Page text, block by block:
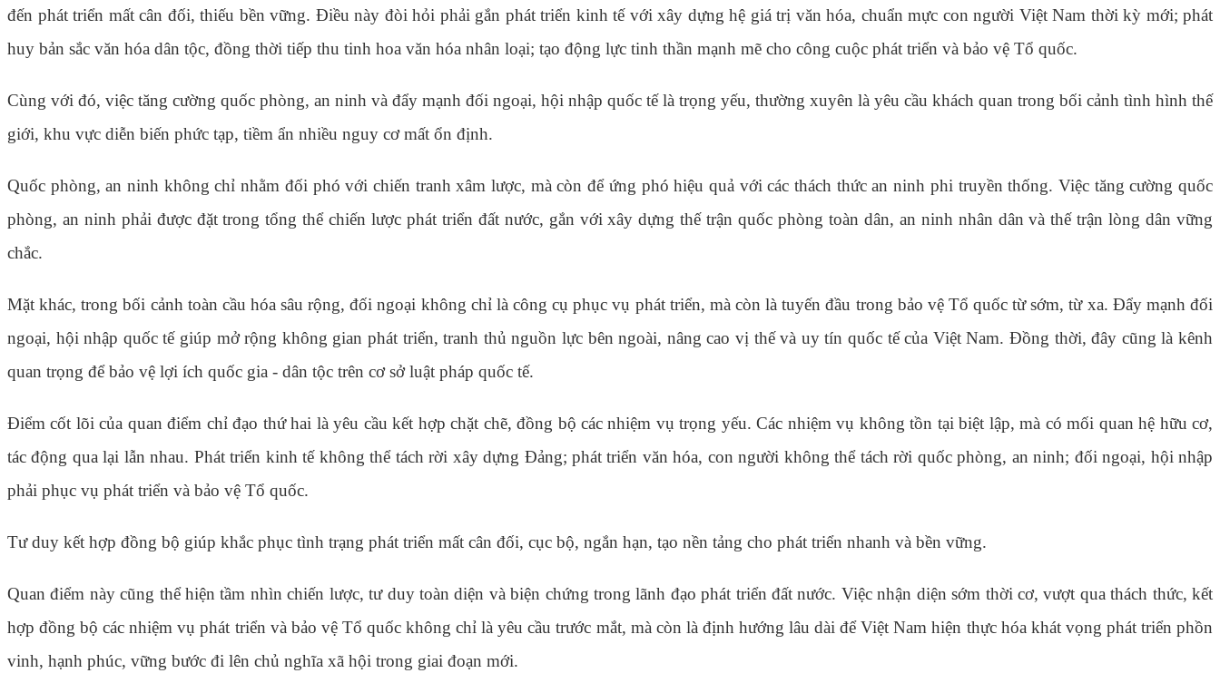
đến phát triển mất cân đối, thiếu bền vững. Điều này đòi hỏi phải gắn phát triển kinh tế với xây dựng hệ giá trị văn hóa, chuẩn mực con người Việt Nam thời kỳ mới; phát
huy bản sắc văn hóa dân tộc, đồng thời tiếp thu tinh hoa văn hóa nhân loại; tạo động lực tinh thần mạnh mẽ cho công cuộc phát triển và bảo vệ Tổ quốc.
Cùng với đó, việc tăng cường quốc phòng, an ninh và đẩy mạnh đối ngoại, hội nhập quốc tế là trọng yếu, thường xuyên là yêu cầu khách quan trong bối cảnh tình hình thế
giới, khu vực diễn biến phức tạp, tiềm ẩn nhiều nguy cơ mất ổn định.
Quốc phòng, an ninh không chỉ nhằm đối phó với chiến tranh xâm lược, mà còn để ứng phó hiệu quả với các thách thức an ninh phi truyền thống. Việc tăng cường quốc
phòng, an ninh phải được đặt trong tổng thể chiến lược phát triển đất nước, gắn với xây dựng thế trận quốc phòng toàn dân, an ninh nhân dân và thế trận lòng dân vững
chắc.
Mặt khác, trong bối cảnh toàn cầu hóa sâu rộng, đối ngoại không chỉ là công cụ phục vụ phát triển, mà còn là tuyến đầu trong bảo vệ Tổ quốc từ sớm, từ xa. Đẩy mạnh đối
ngoại, hội nhập quốc tế giúp mở rộng không gian phát triển, tranh thủ nguồn lực bên ngoài, nâng cao vị thế và uy tín quốc tế của Việt Nam. Đồng thời, đây cũng là kênh
quan trọng để bảo vệ lợi ích quốc gia - dân tộc trên cơ sở luật pháp quốc tế.
Điểm cốt lõi của quan điểm chỉ đạo thứ hai là yêu cầu kết hợp chặt chẽ, đồng bộ các nhiệm vụ trọng yếu. Các nhiệm vụ không tồn tại biệt lập, mà có mối quan hệ hữu cơ,
tác động qua lại lẫn nhau. Phát triển kinh tế không thể tách rời xây dựng Đảng; phát triển văn hóa, con người không thể tách rời quốc phòng, an ninh; đối ngoại, hội nhập
phải phục vụ phát triển và bảo vệ Tổ quốc.
Tư duy kết hợp đồng bộ giúp khắc phục tình trạng phát triển mất cân đối, cục bộ, ngắn hạn, tạo nền tảng cho phát triển nhanh và bền vững.
Quan điểm này cũng thể hiện tầm nhìn chiến lược, tư duy toàn diện và biện chứng trong lãnh đạo phát triển đất nước. Việc nhận diện sớm thời cơ, vượt qua thách thức, kết
hợp đồng bộ các nhiệm vụ phát triển và bảo vệ Tổ quốc không chỉ là yêu cầu trước mắt, mà còn là định hướng lâu dài để Việt Nam hiện thực hóa khát vọng phát triển phồn
vinh, hạnh phúc, vững bước đi lên chủ nghĩa xã hội trong giai đoạn mới.